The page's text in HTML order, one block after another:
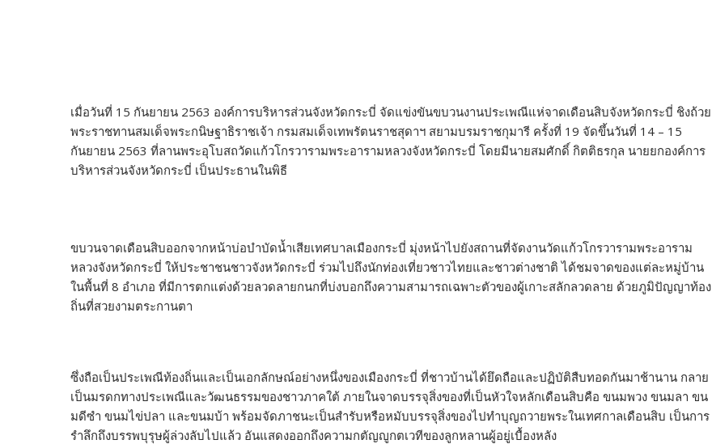
เมื่อวันที่ 15 กันยายน 2563 องค์การบริหารส่วนจังหวัดกระบี่ จัดแข่งขันขบวนงานประเพณีแห่จาดเดือนสิบจังหวัดกระบี่ ชิงถ้วย
พระราชทานสมเด็จพระกนิษฐาธิราชเจ้า กรมสมเด็จเทพรัตนราชสุดาฯ สยามบรมราชกุมารี ครั้งที่ 19 จัดขึ้นวันที่ 14 – 15
กันยายน 2563 ที่ลานพระอุโบสถวัดแก้วโกรวารามพระอารามหลวงจังหวัดกระบี่ โดยมีนายสมศักดิ์ กิตติธรกุล นายยกองค์การ
บริหารส่วนจังหวัดกระบี่ เป็นประธานในพิธี
ขบวนจาดเดือนสิบออกจากหน้าบ่อบำบัดน้ำเสียเทศบาลเมืองกระบี่ มุ่งหน้าไปยังสถานที่จัดงานวัดแก้วโกรวารามพระอาราม
หลวงจังหวัดกระบี่ ให้ประชาชนชาวจังหวัดกระบี่ ร่วมไปถึงนักท่องเที่ยวชาวไทยและชาวต่างชาติ ได้ชมจาดของแต่ละหมู่บ้าน
ในพื้นที่ 8 อำเภอ ที่มีการตกแต่งด้วยลวดลายกนกที่บ่งบอกถึงความสามารถเฉพาะตัวของผู้เกาะสลักลวดลาย ด้วยภูมิปัญญาท้อง
ถิ่นที่สวยงามตระกานตา
ซึ่งถือเป็นประเพณีท้องถิ่นและเป็นเอกลักษณ์อย่างหนึ่งของเมืองกระบี่ ที่ชาวบ้านได้ยึดถือและปฏิบัติสืบทอดกันมาช้านาน กลาย
เป็นมรดกทางประเพณีและวัฒนธรรมของชาวภาคใต้ ภายในจาดบรรจุสิ่งของที่เป็นหัวใจหลักเดือนสิบคือ ขนมพวง ขนมลา ขน
มดีซำ ขนมไข่ปลา และขนมบ้า พร้อมจัดภาชนะเป็นสำรับหรือหมับบรรจุสิ่งของไปทำบุญถวายพระในเทศกาลเดือนสิบ เป็นการ
รำลึกถึงบรรพบุรุษผู้ล่วงลับไปแล้ว อันแสดงออกถึงความกตัญญูกตเวทีของลูกหลานผู้อยู่เบื้องหลัง